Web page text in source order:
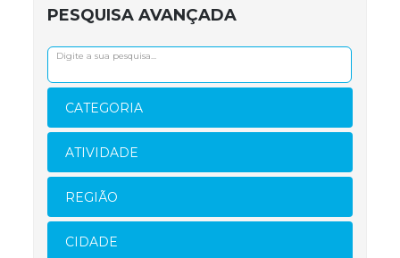
PESQUISA AVANÇADA
CATEGORIA
ATIVIDADE
REGIÃO
CIDADE